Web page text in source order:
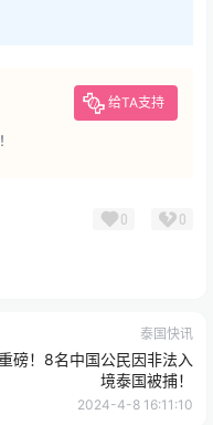
给TA支持
0 0
泰国快讯
磅！8名中国公民因非法入
境泰国被捕！
2024-4-8 16:11:10